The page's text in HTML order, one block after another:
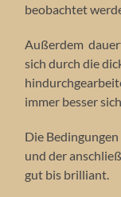
beobachtet
Außerdem
sich durch die
immer besser
Die
und der
gut bis brilliant.